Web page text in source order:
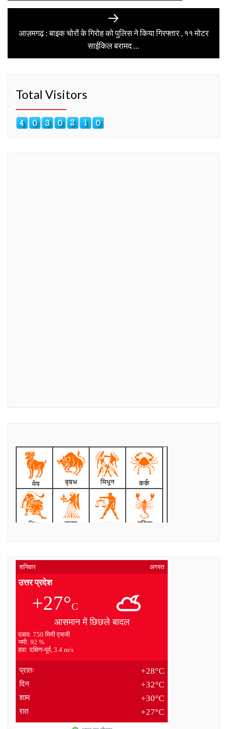
Next
post:
आज़मगढ़ : बाइक चोरों के गिरोह को पुलिस ने किया गिरफ्तार , ११ मोटर
साईकिल बरामद …
Total Visitors
शनिवार अगस्त
उत्तर प्रदेश
+27°C
आसमान में छिछले बादल
दबाव: 750 मिमी एचजी
नमी: 92 %
हवा: दक्षिण-पूर्व, 3.4 m/s
प्रातः +28°C
दिन +32°C
शाम +30°C
रात +27°C